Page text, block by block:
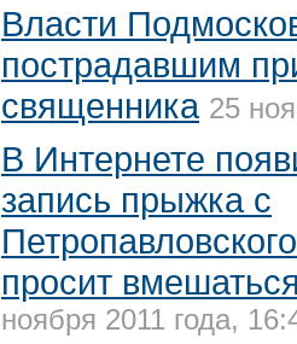
Власти
пострадавшим
священника 25
В Интернете
запись прыжка с
просит
ноября 2011 года,